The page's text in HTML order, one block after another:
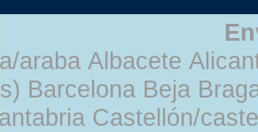
araba Albacete
Barcelona Beja
Castellón/